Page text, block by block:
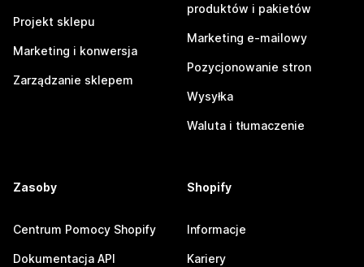
Projekt sklepu
Marketing i konwersja
Zarządzanie sklepem
produktów i pakietów
Marketing e-mailowy
Pozycjonowanie stron
Wysyłka
Waluta i tłumaczenie
Zasoby
Centrum Pomocy Shopify
Dokumentacja API
Shopify
Informacje
Kariery